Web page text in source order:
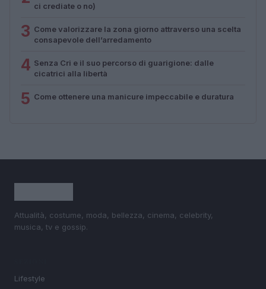
ci crediate o no)
3 Come valorizzare la zona giorno attraverso una scelta
consapevole dell’arredamento
4 Senza Cri e il suo percorso di guarigione: dalle
cicatrici alla libertà
5 Come ottenere una manicure impeccabile e duratura
Attualità, costume, moda, bellezza, cinema, celebrity,
musica, tv e gossip.
Lifestyle